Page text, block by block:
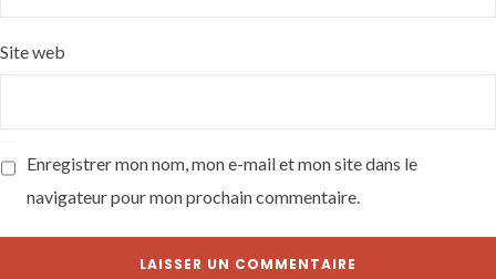
Site web
Enregistrer mon nom, mon e-mail et mon site dans le
navigateur pour mon prochain commentaire.